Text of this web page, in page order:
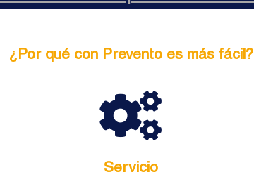
¿Por qué con Prevento es más fácil?
Servicio